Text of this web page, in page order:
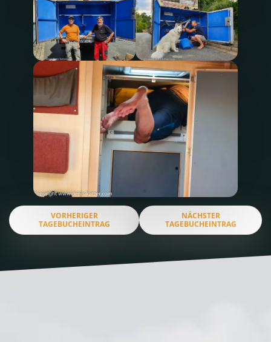
VORHERIGER
TAGEBUCHEINTRAG
NÄCHSTER
TAGEBUCHEINTRAG